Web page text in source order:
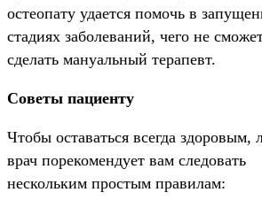
остеопату удается помочь в
стадиях заболеваний, чего не
сделать мануальный терапевт.
Советы пациенту
Чтобы оставаться всегда здоровым,
врач порекомендует вам следовать
нескольким простым правилам: